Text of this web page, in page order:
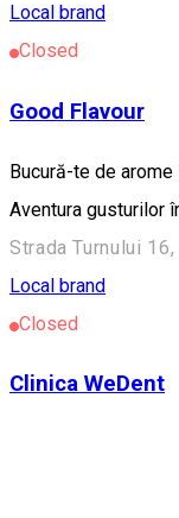
Local brand
Closed
Good Flavour
Bucură-te de
Aventura gusturilor
Strada Turnului
Local brand
Closed
Clinica WeDent